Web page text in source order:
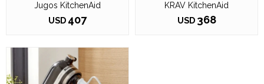
Jugos KitchenAid
USD 407
KRAV KitchenAid
USD 368